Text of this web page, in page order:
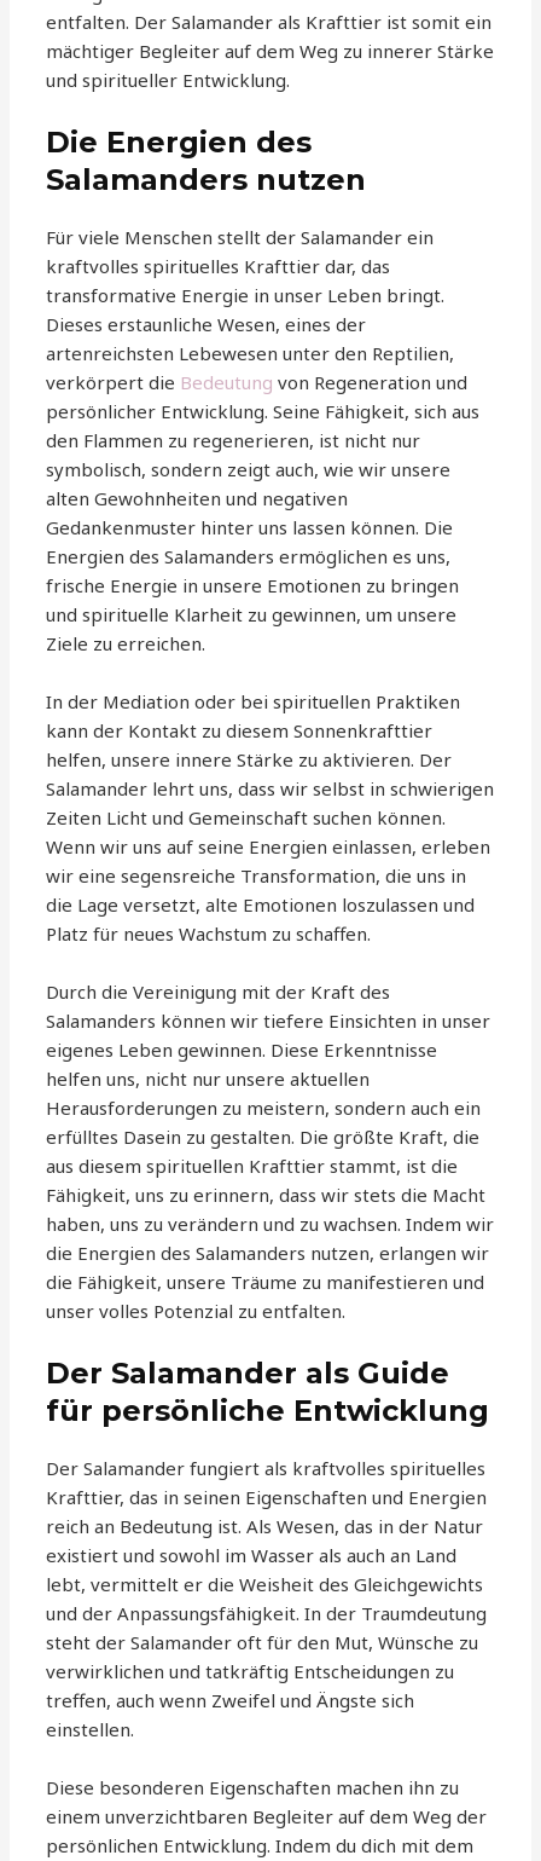
entfalten. Der Salamander als Krafttier ist somit ein
mächtiger Begleiter auf dem Weg zu innerer Stärke
und spiritueller Entwicklung.
Die Energien des
Salamanders nutzen
Für viele Menschen stellt der Salamander ein
kraftvolles spirituelles Krafttier dar, das
transformative Energie in unser Leben bringt.
Dieses erstaunliche Wesen, eines der
artenreichsten Lebewesen unter den Reptilien,
verkörpert die Bedeutung von Regeneration und
persönlicher Entwicklung. Seine Fähigkeit, sich aus
den Flammen zu regenerieren, ist nicht nur
symbolisch, sondern zeigt auch, wie wir unsere
alten Gewohnheiten und negativen
Gedankenmuster hinter uns lassen können. Die
Energien des Salamanders ermöglichen es uns,
frische Energie in unsere Emotionen zu bringen
und spirituelle Klarheit zu gewinnen, um unsere
Ziele zu erreichen.
In der Mediation oder bei spirituellen Praktiken
kann der Kontakt zu diesem Sonnenkrafttier
helfen, unsere innere Stärke zu aktivieren. Der
Salamander lehrt uns, dass wir selbst in schwierigen
Zeiten Licht und Gemeinschaft suchen können.
Wenn wir uns auf seine Energien einlassen, erleben
wir eine segensreiche Transformation, die uns in
die Lage versetzt, alte Emotionen loszulassen und
Platz für neues Wachstum zu schaffen.
Durch die Vereinigung mit der Kraft des
Salamanders können wir tiefere Einsichten in unser
eigenes Leben gewinnen. Diese Erkenntnisse
helfen uns, nicht nur unsere aktuellen
Herausforderungen zu meistern, sondern auch ein
erfülltes Dasein zu gestalten. Die größte Kraft, die
aus diesem spirituellen Krafttier stammt, ist die
Fähigkeit, uns zu erinnern, dass wir stets die Macht
haben, uns zu verändern und zu wachsen. Indem wir
die Energien des Salamanders nutzen, erlangen wir
die Fähigkeit, unsere Träume zu manifestieren und
unser volles Potenzial zu entfalten.
Der Salamander als Guide
für persönliche Entwicklung
Der Salamander fungiert als kraftvolles spirituelles
Krafttier, das in seinen Eigenschaften und Energien
reich an Bedeutung ist. Als Wesen, das in der Natur
existiert und sowohl im Wasser als auch an Land
lebt, vermittelt er die Weisheit des Gleichgewichts
und der Anpassungsfähigkeit. In der Traumdeutung
steht der Salamander oft für den Mut, Wünsche zu
verwirklichen und tatkräftig Entscheidungen zu
treffen, auch wenn Zweifel und Ängste sich
einstellen.
Diese besonderen Eigenschaften machen ihn zu
einem unverzichtbaren Begleiter auf dem Weg der
persönlichen Entwicklung. Indem du dich mit dem